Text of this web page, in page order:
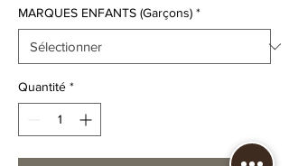
MARQUES ENFANTS (Garçons) *
Quantité *